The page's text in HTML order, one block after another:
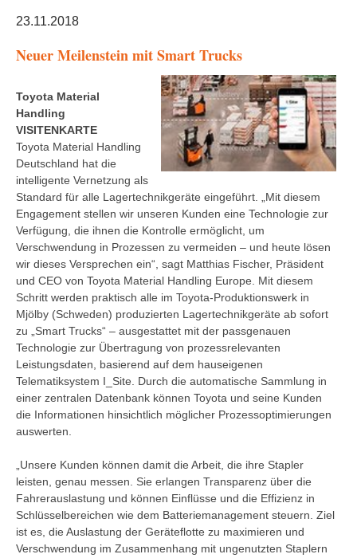
23.11.2018
Neuer Meilenstein mit Smart Trucks
Toyota Material
Handling
VISITENKARTE
Toyota Material Handling
Deutschland hat die
intelligente Vernetzung als
Standard für alle Lagertechnikgeräte eingeführt. „Mit diesem
Engagement stellen wir unseren Kunden eine Technologie zur
Verfügung, die ihnen die Kontrolle ermöglicht, um
Verschwendung in Prozessen zu vermeiden – und heute lösen
wir dieses Versprechen ein“, sagt Matthias Fischer, Präsident
und CEO von Toyota Material Handling Europe. Mit diesem
Schritt werden praktisch alle im Toyota-Produktionswerk in
Mjölby (Schweden) produzierten Lagertechnikgeräte ab sofort
zu „Smart Trucks“ – ausgestattet mit der passgenauen
Technologie zur Übertragung von prozessrelevanten
Leistungsdaten, basierend auf dem hauseigenen
Telematiksystem I_Site. Durch die automatische Sammlung in
einer zentralen Datenbank können Toyota und seine Kunden
die Informationen hinsichtlich möglicher Prozessoptimierungen
auswerten.
„Unsere Kunden können damit die Arbeit, die ihre Stapler
leisten, genau messen. Sie erlangen Transparenz über die
Fahrerauslastung und können Einflüsse und die Effizienz in
Schlüsselbereichen wie dem Batteriemanagement steuern. Ziel
ist es, die Auslastung der Geräteflotte zu maximieren und
Verschwendung im Zusammenhang mit ungenutzten Staplern